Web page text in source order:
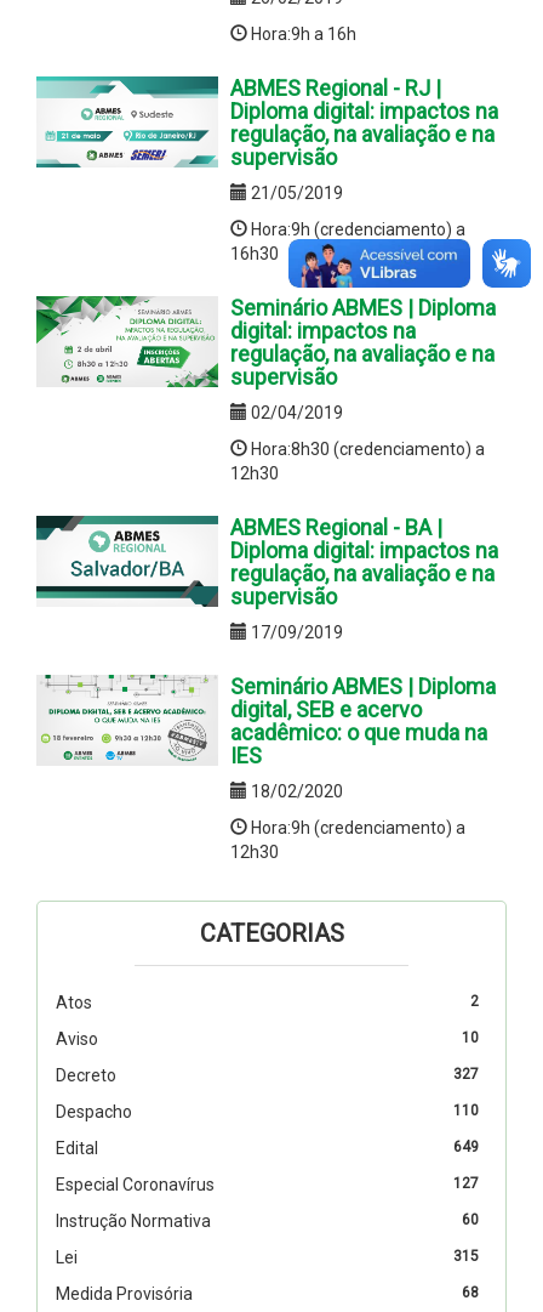
Hora:9h a 16h
ABMES Regional - RJ |
Diploma digital: impactos na
regulação, na avaliação e na
supervisão
21/05/2019
Hora:9h (credenciamento) a
16h30
Seminário ABMES | Diploma
digital: impactos na
regulação, na avaliação e na
supervisão
02/04/2019
Hora:8h30 (credenciamento) a
12h30
ABMES Regional - BA |
Diploma digital: impactos na
regulação, na avaliação e na
supervisão
17/09/2019
Seminário ABMES | Diploma
digital, SEB e acervo
acadêmico: o que muda na
IES
18/02/2020
Hora:9h (credenciamento) a
12h30
CATEGORIAS
2
Atos
10
Aviso
327
Decreto
110
Despacho
649
Edital
127
Especial Coronavírus
60
Instrução Normativa
315
Lei
68
Medida Provisória